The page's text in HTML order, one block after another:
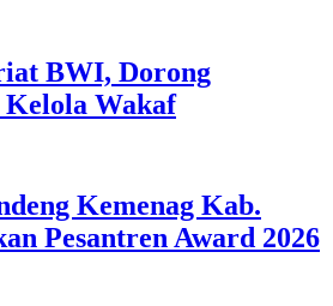
BWI, Dorong
Kelola Wakaf
Kemenag Kab.
Pesantren Award 2026